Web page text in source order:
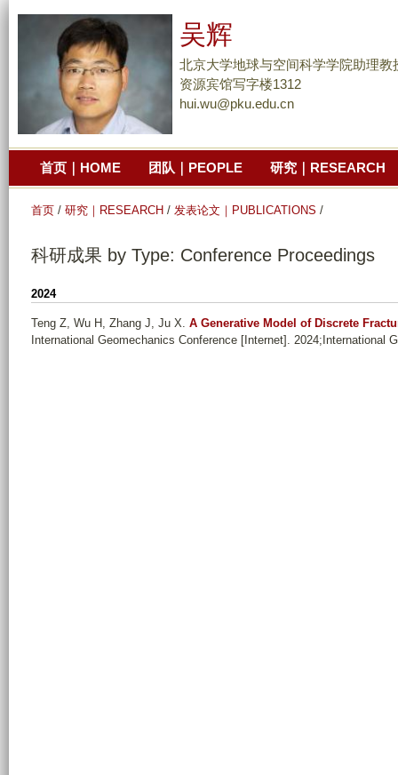
到
主
要
吴辉
北京大学地球与空间科学学院助理教
资源宾馆写字楼1312
hui.wu@pku.edu.cn
首页｜HOME 团队｜PEOPLE 研究｜RESEARCH
首页 / 研究｜RESEARCH / 发表论文｜PUBLICATIONS /
科研成果 by Type: Conference Proceedings
2024
Teng Z, Wu H, Zhang J, Ju X. A Generative Model of Discrete
International Geomechanics Conference [Internet]. 2024;International